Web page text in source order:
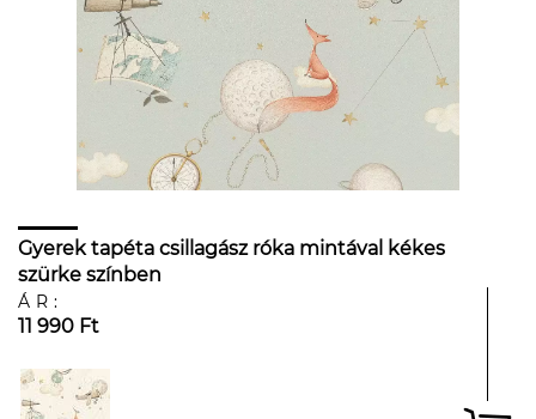
Gyerek tapéta csillagász róka mintával kékes
szürke színben
ÁR:
11 990 Ft